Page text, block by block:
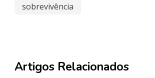
sobrevivência
Artigos Relacionados